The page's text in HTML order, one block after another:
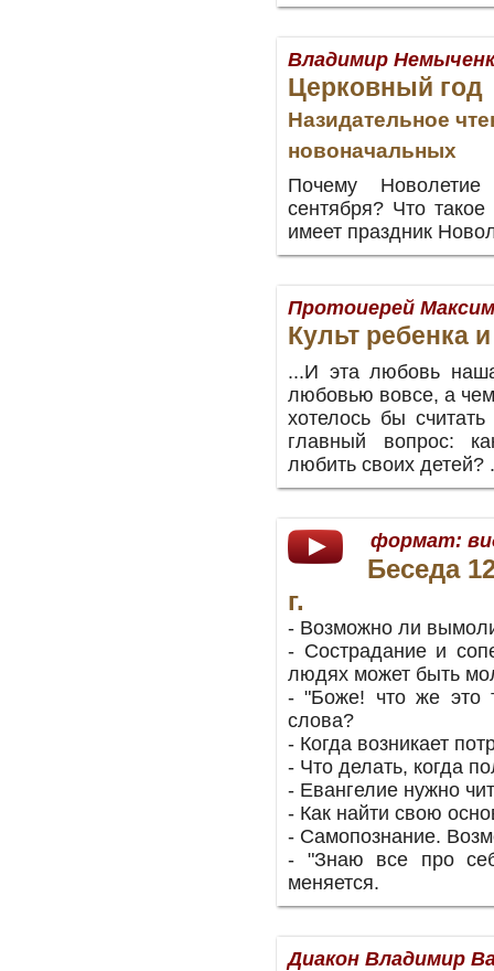
Владимир
Церковный год
Назидательное
новоначальных
Почему
сентября? Что
имеет праздник
Протоиерей
Культ ребенка
...И эта любовь
любовью вовсе, а
хотелось бы
главный вопрос:
любить своих детей?
формат:
Беседа
г.
- Возможно ли
- Сострадание и
людях может быть
- "Боже! что же это
слова?
- Когда возникает
- Что делать, когда
- Евангелие нужно
- Как найти свою
- Самопознание.
- "Знаю все про
меняется.
Диакон Владимир